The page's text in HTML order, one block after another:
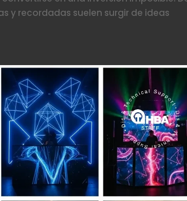
y recordadas suelen surgir de ideas